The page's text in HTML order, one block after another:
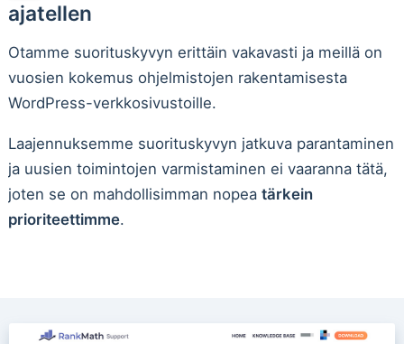
ajatellen
Otamme suorituskyvyn erittäin vakavasti ja meillä on
vuosien kokemus ohjelmistojen rakentamisesta
WordPress-verkkosivustoille.
Laajennuksemme suorituskyvyn jatkuva parantaminen
ja uusien toimintojen varmistaminen ei vaaranna tätä,
joten se on mahdollisimman nopea tärkein
prioriteettimme.